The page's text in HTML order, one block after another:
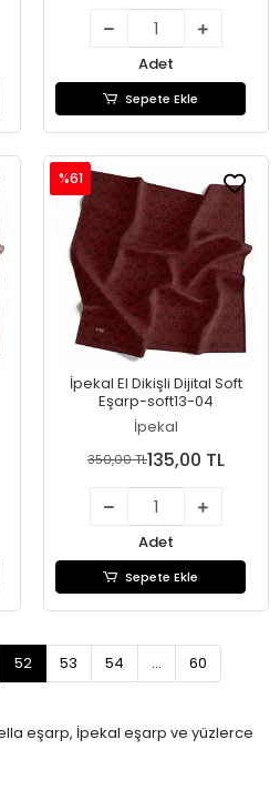
Adet
Sepete Ekle
İpekal El Dikişli Dijital Soft
Eşarp-soft13-04
İpekal
%61
350,00 TL135,00 TL
Adet
Sepete Ekle
52 53 54 ... 60
eşarp, İpekal eşarp ve yüzlerce